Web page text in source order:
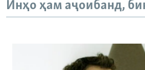
Инҳо ҳам аҷоибанд,